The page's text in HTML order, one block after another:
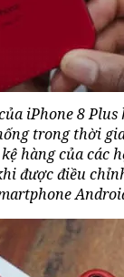
iPhone 8
trong thời
hàng của các
được điều